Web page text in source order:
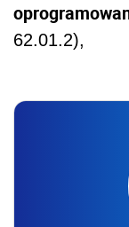
62.01.2),